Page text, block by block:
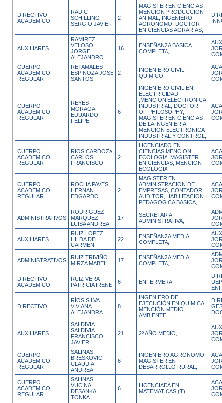
DIRECTIVO
ACADEMICO
RADIC
SCHILLING
SERGIO JAVIER
2
MAGISTER EN CIENCIAS
MENCION PRODUCCION
ANIMAL, INGENIERO
AGRONOMO, DOCTOR
EN CIENCIAS AGRARIAS,
AUXILIARES
RAMIREZ
VELOSO
JORGE
ALEJANDRO
16
ENSEÑANZA BASICA
COMPLETA,
CUERPO
ACADEMICO
REGULAR
RETAMALES
ESPINOZA JOSE
SANTOS
2
INGENIERO CIVIL
QUIMICO,
CUERPO
ACADEMICO
REGULAR
REYES
MORAGA
EDUARDO
FELIPE
6
INGENIERO CIVIL EN
ELECTRICIDAD
,MENCION ELECTRONICA
INDUSTRIAL, DOCTOR
OF PHILOSOPHY,
MAGISTER EN CIENCIAS
DE LA INGENIERIA,
MENCION ELECTRONICA
INDUSTRIAL Y CONTROL,
CUERPO
ACADEMICO
REGULAR
RIOS CARDOZA
CARLOS
FRANCISCO
2
LICENCIADO EN
CIENCIAS MENCION
ECOLOGIA, MAGISTER
EN CIENCIAS, MENCION
ECOLOGIA,
CUERPO
ACADEMICO
REGULAR
ROCHA PAVES
HERNAN
EDGARDO
2
MAGISTER EN
ADMINISTRACION DE
EMPRESAS, CONTADOR
AUDITOR, HABILITACION
PEDAGOGICA BASICA,
ADMINISTRATIVOS
RODRIGUEZ
MARQUEZ
LUISA ANDREA
17
SECRETARIA
ADMINISTRATIVA,
AUXILIARES
RUIZ LOPEZ
HILDA DEL
CARMEN
22
ENSEÑANZA MEDIA
COMPLETA,
ADMINISTRATIVOS
RUIZ TRIVIÑO
MIRZA MABEL
17
ENSEÑANZA MEDIA
COMPLETA,
DIRECTIVO
ACADEMICO
RUIZ VERA
PATRICIA IRENE
6 ENFERMERA,
DIRECTIVO
RÍOS SILVA
VIVIANA
ALEJANDRA
8
INGENIERO DE
EJECUCIÓN EN QUÍMICA,
MENCIÓN MEDIO
AMBIENTE,
AUXILIARES
SALDIVIA
SALDIVIA
FRANCISCO
JAVIER
21 2º AÑO MEDIO,
CUERPO
ACADEMICO
REGULAR
SALINAS
BRESKOVIC
CLAUDIA
ANDREA
6
INGENIERO AGRONOMO,
MAGISTER EN
DESARROLLO RURAL,
CUERPO
ACADEMICO
REGULAR
SALINAS
VUCINA
DESANKA
TONKA
6
LICENCIADA EN
MATEMATICAS (T),